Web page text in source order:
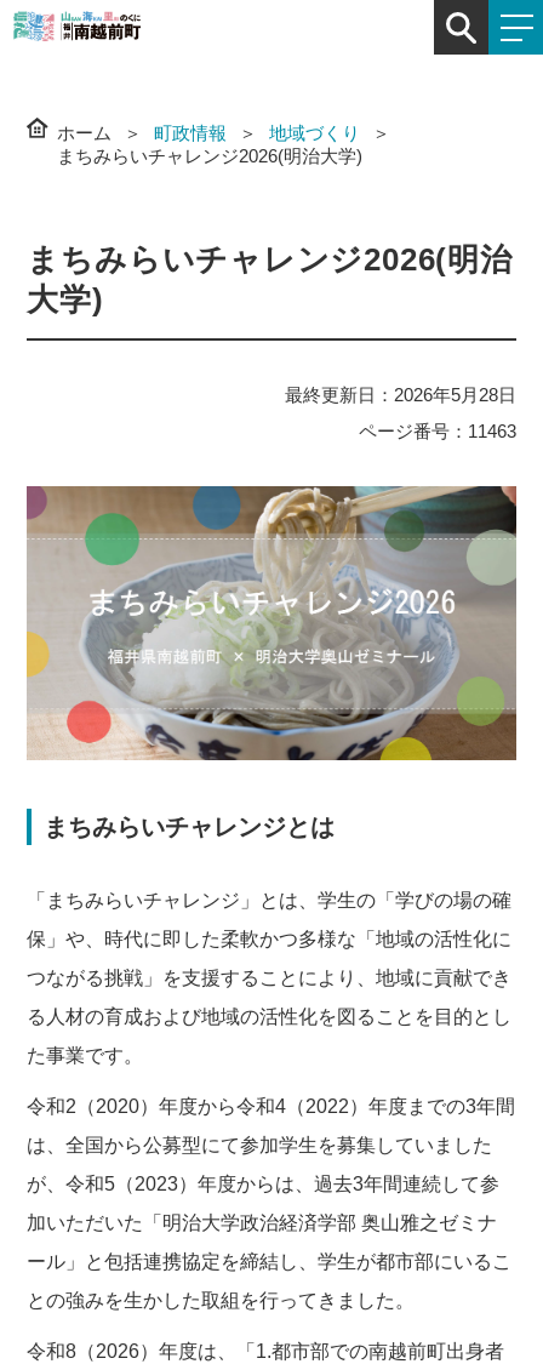
ホーム 町政情報
地域づくり
まちみらいチャレンジ2026(明治大学)
まちみらいチャレンジ2026(明治
大学)
最終更新日：2026年5月28日
ページ番号：11463
まちみらいチャレンジとは
「まちみらいチャレンジ」とは、学生の「学びの場の確
保」や、時代に即した柔軟かつ多様な「地域の活性化に
つながる挑戦」を支援することにより、地域に貢献でき
る人材の育成および地域の活性化を図ることを目的とし
た事業です。
令和2（2020）年度から令和4（2022）年度までの3年間
は、全国から公募型にて参加学生を募集していました
が、令和5（2023）年度からは、過去3年間連続して参
加いただいた「明治大学政治経済学部 奥山雅之ゼミナ
ール」と包括連携協定を締結し、学生が都市部にいるこ
との強みを生かした取組を行ってきました。
令和8（2026）年度は、「1.都市部での南越前町出身者